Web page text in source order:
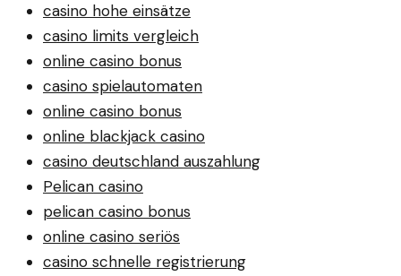
casino hohe einsätze
casino limits vergleich
online casino bonus
casino spielautomaten
online casino bonus
online blackjack casino
casino deutschland auszahlung
Pelican casino
pelican casino bonus
online casino seriös
casino schnelle registrierung